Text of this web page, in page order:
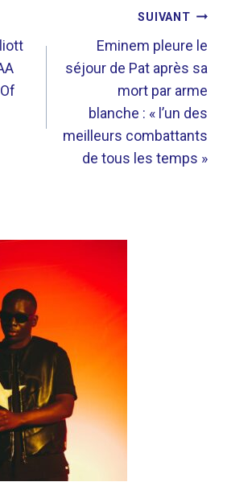
SUIVANT
Eminem pleure le
séjour de Pat après sa
mort par arme
blanche : « l’un des
meilleurs combattants
de tous les temps »